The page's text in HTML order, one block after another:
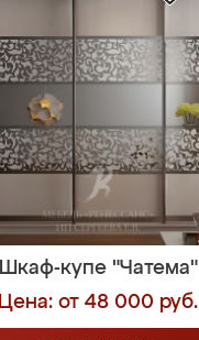
Шкаф-купе "Чатема"
Цена: от 48 000 руб.